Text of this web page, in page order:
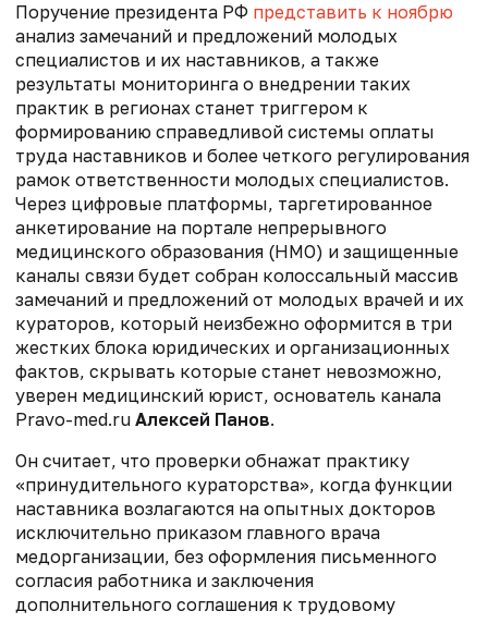
Поручение президента РФ представить к ноябрю
анализ замечаний и предложений молодых
специалистов и их наставников, а также
результаты мониторинга о внедрении таких
практик в регионах станет триггером к
формированию справедливой системы оплаты
труда наставников и более четкого регулирования
рамок ответственности молодых специалистов.
Через цифровые платформы, таргетированное
анкетирование на портале непрерывного
медицинского образования (НМО) и защищенные
каналы связи будет собран колоссальный массив
замечаний и предложений от молодых врачей и их
кураторов, который неизбежно оформится в три
жестких блока юридических и организационных
фактов, скрывать которые станет невозможно,
уверен медицинский юрист, основатель канала
Pravo-med.ru Алексей Панов.
Он считает, что проверки обнажат практику
«принудительного кураторства», когда функции
наставника возлагаются на опытных докторов
исключительно приказом главного врача
медорганизации, без оформления письменного
согласия работника и заключения
дополнительного соглашения к трудовому